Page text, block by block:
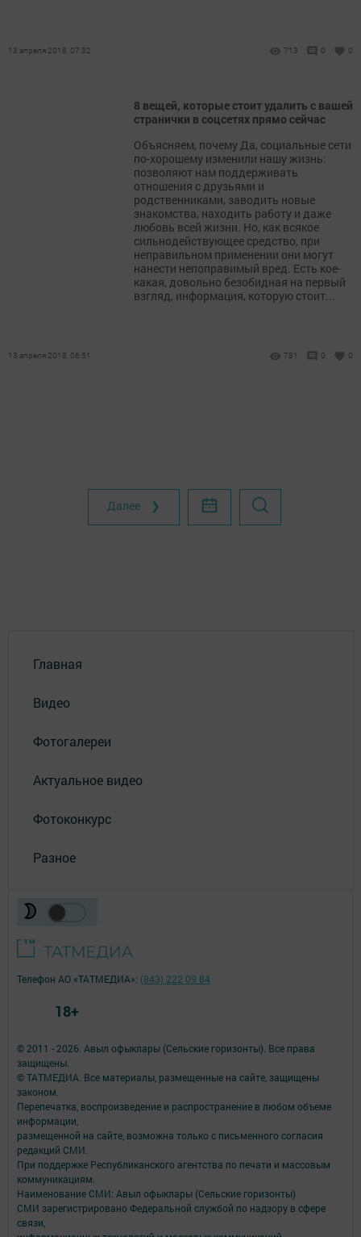
13 апреля 2018, 07:32 713 0 0
8 вещей, которые стоит удалить с вашей
странички в соцсетях прямо сейчас
Объясняем, почему Да, социальные сети
по-хорошему изменили нашу жизнь:
позволяют нам поддерживать
отношения с друзьями и
родственниками, заводить новые
знакомства, находить работу и даже
любовь всей жизни. Но, как всякое
сильнодействующее средство, при
неправильном применении они могут
нанести непоправимый вред. Есть кое-
какая, довольно безобидная на первый
взгляд, информация, которую стоит...
13 апреля 2018, 06:51 781 0 0
Далее ❯
Главная
Видео
Фотогалереи
Актуальное видео
Фотоконкурс
Разное
© 2011 - 2026. Авыл офыклары (Сельские горизонты). Все права
защищены.
© ТАТМЕДИА. Все материалы, размещенные на сайте, защищены
законом.
Перепечатка, воспроизведение и распространение в любом объеме
информации,
размещенной на сайте, возможна только с письменного согласия
редакций СМИ.
При поддержке Республиканского агентства по печати и массовым
коммуникациям.
Наименование СМИ: Авыл офыклары (Сельские горизонты)
СМИ зарегистрировано Федеральной службой по надзору в сфере
связи,
Телефон АО «ТАТМЕДИА»: (843) 222 09 84
18+